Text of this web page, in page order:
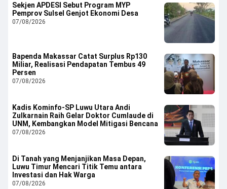
Sekjen APDESI Sebut Program MYP
Pemprov Sulsel Genjot Ekonomi Desa
07/08/2026
Bapenda Makassar Catat Surplus Rp130
Miliar, Realisasi Pendapatan Tembus 49
Persen
07/08/2026
Kadis Kominfo-SP Luwu Utara Andi
Zulkarnain Raih Gelar Doktor Cumlaude di
UNM, Kembangkan Model Mitigasi Bencana
07/08/2026
Di Tanah yang Menjanjikan Masa Depan,
Luwu Timur Mencari Titik Temu antara
Investasi dan Hak Warga
07/08/2026